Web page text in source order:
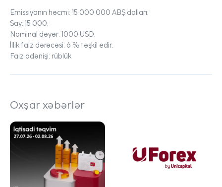
Emissiyanın həcmi: 15 000 000 ABŞ dolları;
Say: 15 000;
Nominal dəyər: 1000 USD;
İllik faiz dərəcəsi: 6 % təşkil edir.
Faiz ödənişi: rüblük
Oxşar xəbərlər